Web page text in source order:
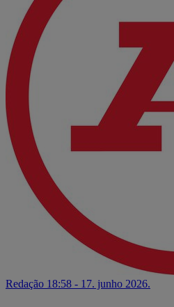
Redação 18:58 - 17. junho 2026.